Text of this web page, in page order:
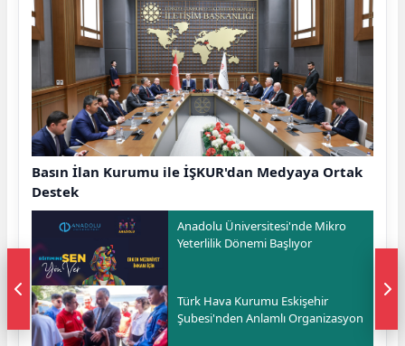
Basın İlan Kurumu ile İŞKUR'dan Medyaya Ortak
Destek
Anadolu Üniversitesi'nde Mikro
Yeterlilik Dönemi Başlıyor
Türk Hava Kurumu Eskişehir
Şubesi'nden Anlamlı Organizasyon